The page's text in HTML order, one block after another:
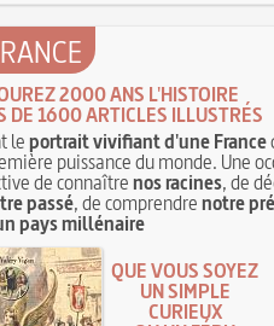
2000 ANS L'HISTOIRE
DE 1600 ARTICLES ILLUSTRÉS
leportrait vivifiant d'une France
puissance du monde. Une
de connaîtrenos racines, de
passé, de comprendrenotre
pays millénaire
QUE VOUS SOYEZ
UN SIMPLE
CURIEUX